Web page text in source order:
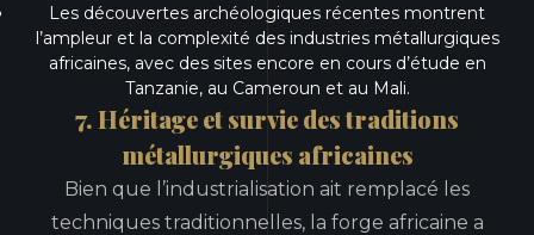
Les découvertes archéologiques récentes montrent
l’ampleur et la complexité des industries métallurgiques
africaines, avec des sites encore en cours d’étude en
Tanzanie, au Cameroun et au Mali.
7. Héritage et survie des traditions
métallurgiques africaines
Bien que l’industrialisation ait remplacé les
techniques traditionnelles, la forge africaine a